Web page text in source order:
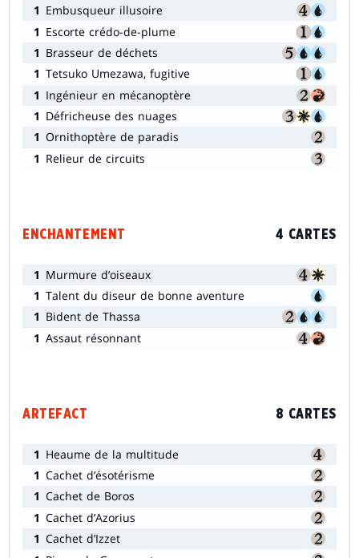
1 Embusqueur illusoire
1 Escorte crédo-de-plume
1 Brasseur de déchets
1 Tetsuko Umezawa, fugitive
1 Ingénieur en mécanoptère
1 Défricheuse des nuages
1 Ornithoptère de paradis
1 Relieur de circuits
ENCHANTEMENT 4 CARTES
1 Murmure d’oiseaux
1 Talent du diseur de bonne aventure
1 Bident de Thassa
1 Assaut résonnant
ARTEFACT 8 CARTES
1 Heaume de la multitude
1 Cachet d’ésotérisme
1 Cachet de Boros
1 Cachet d’Azorius
1 Cachet d’Izzet